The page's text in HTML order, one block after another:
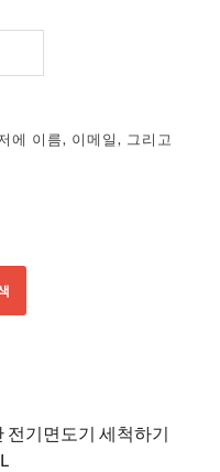
에 이름, 이메일, 그리고
전기면도기 세척하기